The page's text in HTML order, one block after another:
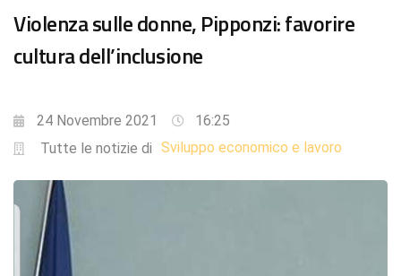
Violenza sulle donne, Pipponzi: favorire
cultura dell’inclusione
24 Novembre 2021
16:25
Tutte le notizie di Sviluppo economico e lavoro